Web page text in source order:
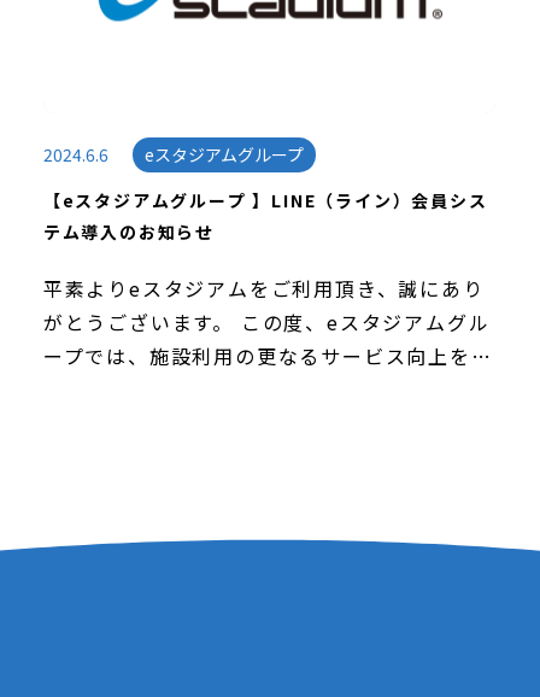
2024.6.6
eスタジアムグループ
【eスタジアムグループ 】LINE（ライン）会員シス
テム導入のお知らせ
平素よりeスタジアムをご利用頂き、誠にあり
がとうございます。 この度、eスタジアムグル
ープでは、施設利用の更なるサービス向上を目